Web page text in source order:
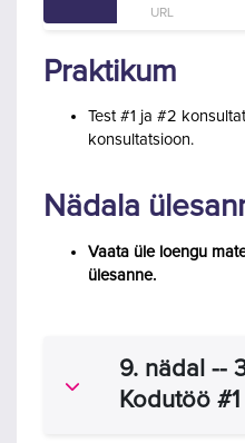
URL
Praktikum
Test #1 ja #2
konsultatsioon.
Nädala
Vaata üle loengu
ülesanne.
Ahenda
9. nädal --
Kodutöö